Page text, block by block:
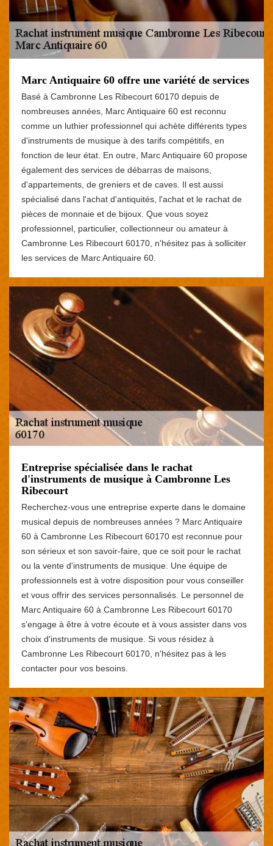
Marc Antiquaire 60 offre une variété de services
Basé à Cambronne Les Ribecourt 60170 depuis de
nombreuses années, Marc Antiquaire 60 est reconnu
comme un luthier professionnel qui achète différents types
d'instruments de musique à des tarifs compétitifs, en
fonction de leur état. En outre, Marc Antiquaire 60 propose
également des services de débarras de maisons,
d'appartements, de greniers et de caves. Il est aussi
spécialisé dans l'achat d'antiquités, l'achat et le rachat de
pièces de monnaie et de bijoux. Que vous soyez
professionnel, particulier, collectionneur ou amateur à
Cambronne Les Ribecourt 60170, n'hésitez pas à solliciter
les services de Marc Antiquaire 60.
Entreprise spécialisée dans le rachat
d'instruments de musique à Cambronne Les
Ribecourt
Recherchez-vous une entreprise experte dans le domaine
musical depuis de nombreuses années ? Marc Antiquaire
60 à Cambronne Les Ribecourt 60170 est reconnue pour
son sérieux et son savoir-faire, que ce soit pour le rachat
ou la vente d'instruments de musique. Une équipe de
professionnels est à votre disposition pour vous conseiller
et vous offrir des services personnalisés. Le personnel de
Marc Antiquaire 60 à Cambronne Les Ribecourt 60170
s'engage à être à votre écoute et à vous assister dans vos
choix d'instruments de musique. Si vous résidez à
Cambronne Les Ribecourt 60170, n'hésitez pas à les
contacter pour vos besoins.